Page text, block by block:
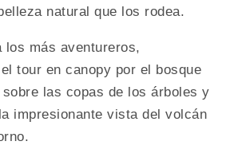
natural que los rodea.
los más aventureros,
tour en canopy por el bosque
las copas de los árboles y
impresionante vista del volcán